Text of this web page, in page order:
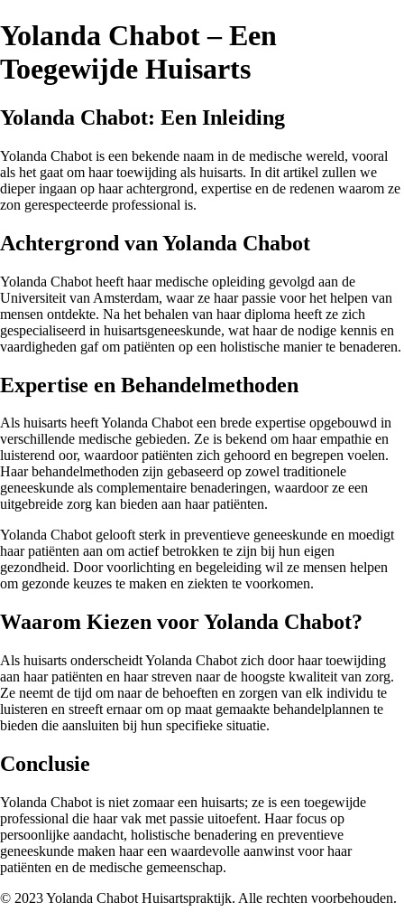
Yolanda Chabot – Een
Toegewijde Huisarts
Yolanda Chabot: Een Inleiding
Yolanda Chabot is een bekende naam in de medische wereld, vooral
als het gaat om haar toewijding als huisarts. In dit artikel zullen we
dieper ingaan op haar achtergrond, expertise en de redenen waarom ze
zon gerespecteerde professional is.
Achtergrond van Yolanda Chabot
Yolanda Chabot heeft haar medische opleiding gevolgd aan de
Universiteit van Amsterdam, waar ze haar passie voor het helpen van
mensen ontdekte. Na het behalen van haar diploma heeft ze zich
gespecialiseerd in huisartsgeneeskunde, wat haar de nodige kennis en
vaardigheden gaf om patiënten op een holistische manier te benaderen.
Expertise en Behandelmethoden
Als huisarts heeft Yolanda Chabot een brede expertise opgebouwd in
verschillende medische gebieden. Ze is bekend om haar empathie en
luisterend oor, waardoor patiënten zich gehoord en begrepen voelen.
Haar behandelmethoden zijn gebaseerd op zowel traditionele
geneeskunde als complementaire benaderingen, waardoor ze een
uitgebreide zorg kan bieden aan haar patiënten.
Yolanda Chabot gelooft sterk in preventieve geneeskunde en moedigt
haar patiënten aan om actief betrokken te zijn bij hun eigen
gezondheid. Door voorlichting en begeleiding wil ze mensen helpen
om gezonde keuzes te maken en ziekten te voorkomen.
Waarom Kiezen voor Yolanda Chabot?
Als huisarts onderscheidt Yolanda Chabot zich door haar toewijding
aan haar patiënten en haar streven naar de hoogste kwaliteit van zorg.
Ze neemt de tijd om naar de behoeften en zorgen van elk individu te
luisteren en streeft ernaar om op maat gemaakte behandelplannen te
bieden die aansluiten bij hun specifieke situatie.
Conclusie
Yolanda Chabot is niet zomaar een huisarts; ze is een toegewijde
professional die haar vak met passie uitoefent. Haar focus op
persoonlijke aandacht, holistische benadering en preventieve
geneeskunde maken haar een waardevolle aanwinst voor haar
patiënten en de medische gemeenschap.
© 2023 Yolanda Chabot Huisartspraktijk. Alle rechten voorbehouden.